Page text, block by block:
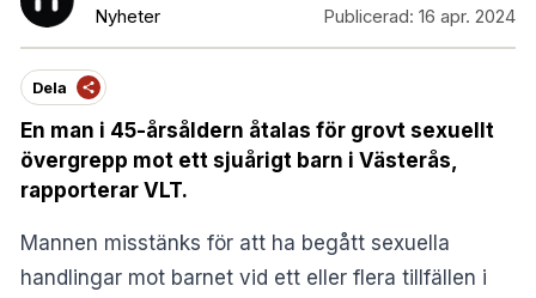
Nyheter
Publicerad: 16 apr. 2024
Dela
En man i 45-årsåldern åtalas för grovt sexuellt
övergrepp mot ett sjuårigt barn i Västerås,
rapporterar VLT.
Mannen misstänks för att ha begått sexuella
handlingar mot barnet vid ett eller flera tillfällen i